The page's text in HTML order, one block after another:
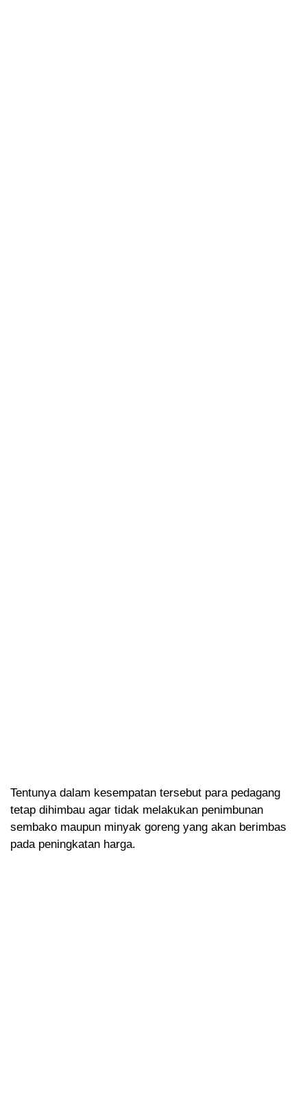
Tentunya dalam kesempatan tersebut para pedagang
tetap dihimbau agar tidak melakukan penimbunan
sembako maupun minyak goreng yang akan berimbas
pada peningkatan harga.